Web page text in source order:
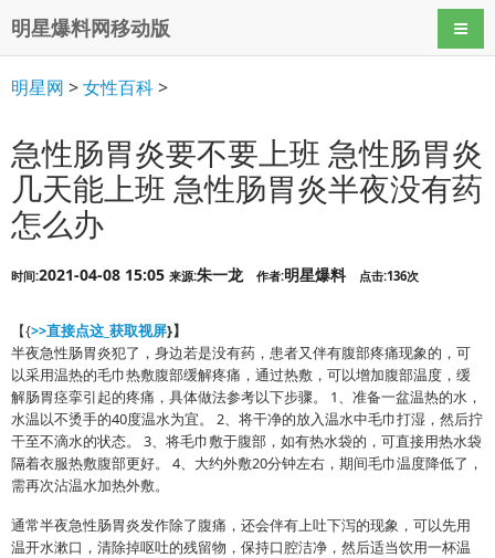
明星爆料网移动版 导航
明星网 >女性百科>
急性肠胃炎要不要上班 急性肠胃炎
几天能上班 急性肠胃炎半夜没有药
怎么办
时间:2021-04-08 15:05 来源:朱一龙 作者:明星爆料 点击:136次
【{>>直接点这_获取视屏}】
半夜急性肠胃炎犯了，身边若是没有药，患者又伴有腹部疼痛现象的，可
以采用温热的毛巾热敷腹部缓解疼痛，通过热敷，可以增加腹部温度，缓
解肠胃痉挛引起的疼痛，具体做法参考以下步骤。 1、准备一盆温热的水，
水温以不烫手的40度温水为宜。 2、将干净的放入温水中毛巾打湿，然后拧
干至不滴水的状态。 3、将毛巾敷于腹部，如有热水袋的，可直接用热水袋
隔着衣服热敷腹部更好。 4、大约外敷20分钟左右，期间毛巾温度降低了，
需再次沾温水加热外敷。
通常半夜急性肠胃炎发作除了腹痛，还会伴有上吐下泻的现象，可以先用
温开水漱口，清除掉呕吐的残留物，保持口腔洁净，然后适当饮用一杯温